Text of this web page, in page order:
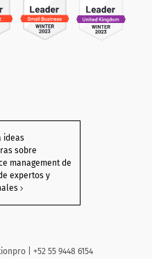
ideas
sobre
management de
expertos y
| +52 55 9448 6154